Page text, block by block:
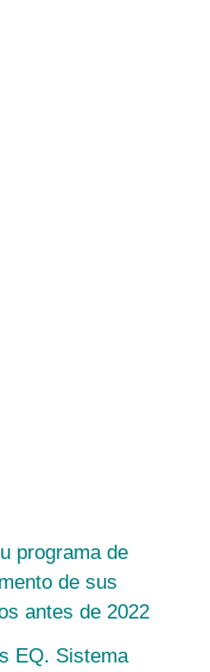
programa de
de sus
antes de 2022
EQ. Sistema